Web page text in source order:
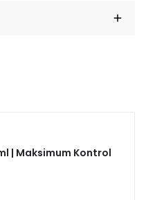
| Maksimum Kontrol